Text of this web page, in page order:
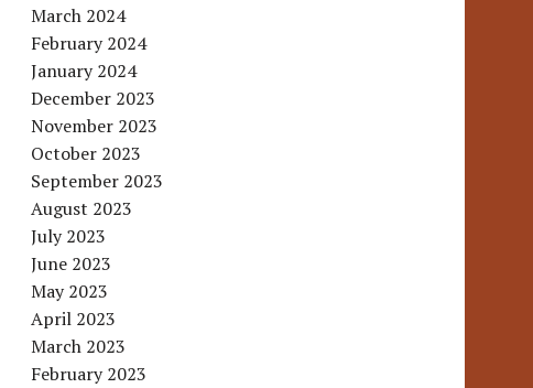
March 2024
February 2024
January 2024
December 2023
November 2023
October 2023
September 2023
August 2023
July 2023
June 2023
May 2023
April 2023
March 2023
February 2023